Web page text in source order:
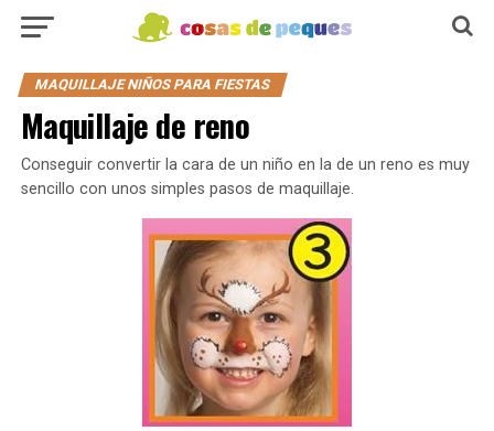
MAQUILLAJE NIÑOS PARA FIESTAS
Maquillaje de reno
Conseguir convertir la cara de un niño en la de un reno es muy
sencillo con unos simples pasos de maquillaje.